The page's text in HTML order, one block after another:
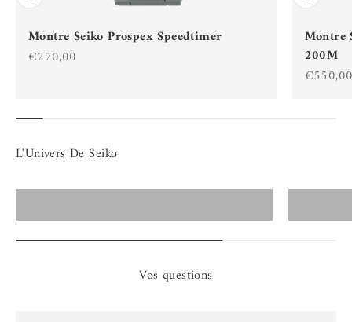
Montre Seiko Prospex Speedtimer
Prix de vente
€770,00
Montre
200M
Prix de
Vos questions